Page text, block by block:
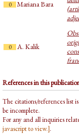
0 Mariana Bara
0 A. Kalik
References in this
The citations/references list
be incomplete.
For any and all inquiries
javascript to view.].